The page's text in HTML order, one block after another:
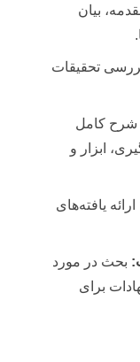
بیان
تحقیقات
شرح کامل
ابزار و
ارائه یافته‌های
بحث در مورد
برای